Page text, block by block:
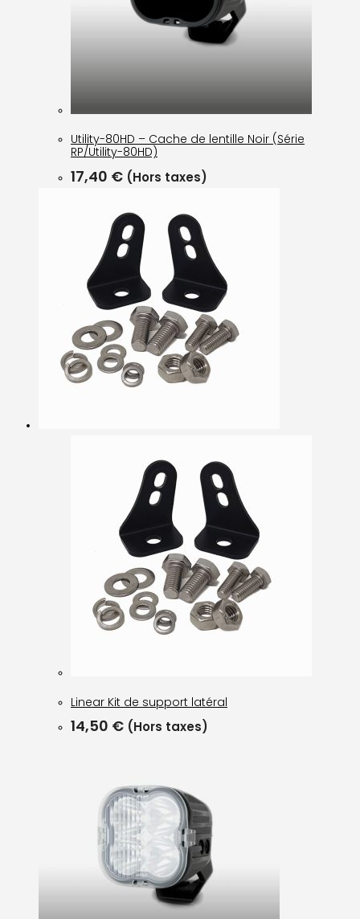
Utility-80HD – Cache de lentille Noir (Série
RP/Utility-80HD)
17,40 € (Hors taxes)
Linear Kit de support latéral
14,50 € (Hors taxes)